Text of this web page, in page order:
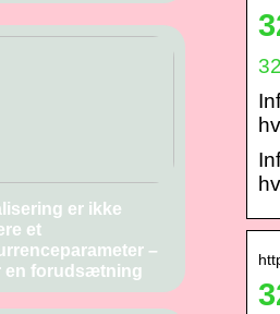
er ikke
et
–
en forudsætning